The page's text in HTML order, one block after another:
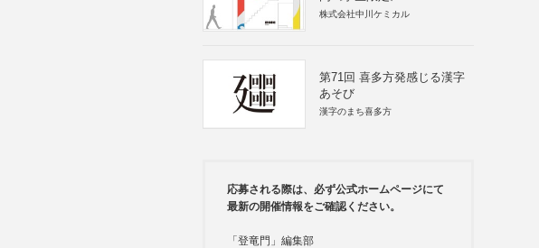
株式会社中川ケミカル
第71回 喜多方発感じる漢字
あそび
漢字のまち喜多方
応募される際は、必ず公式ホームページにて
最新の開催情報をご確認ください。
「登竜門」編集部